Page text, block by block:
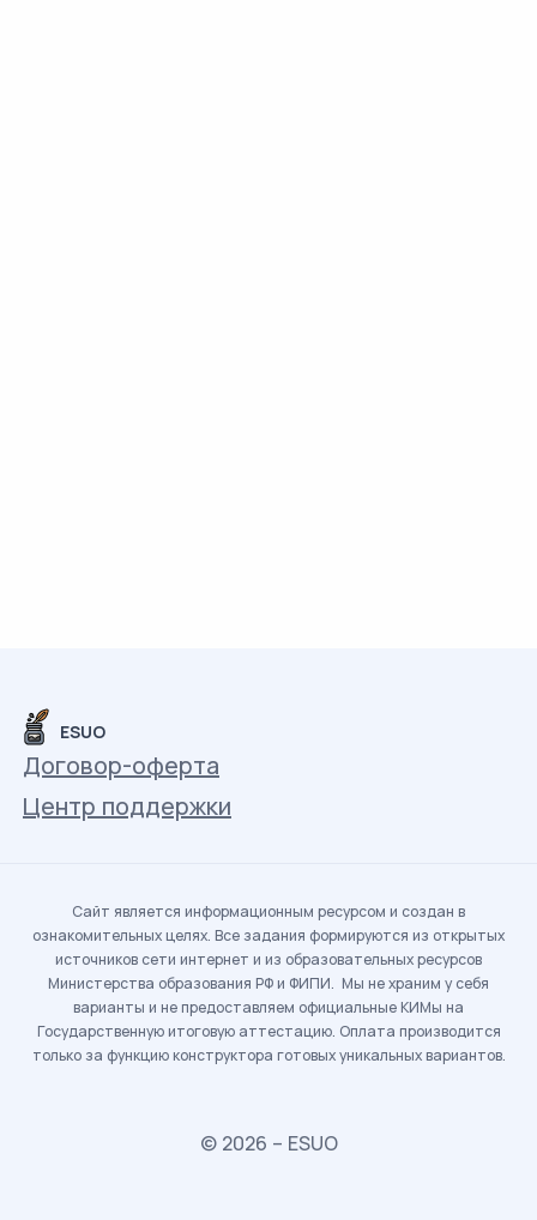
ESUO
Договор-оферта
Центр поддержки
Сайт является информационным ресурсом и создан в
ознакомительных целях. Все задания формируются из открытых
источников сети интернет и из образовательных ресурсов
Министерства образования РФ и ФИПИ. Мы не храним у себя
варианты и не предоставляем официальные КИМы на
Государственную итоговую аттестацию. Оплата производится
только за функцию конструктора готовых уникальных вариантов.
© 2026 – ESUO